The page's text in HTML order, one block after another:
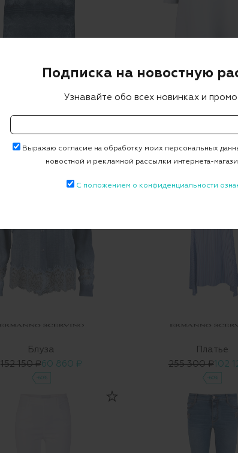
144 400 ₽57 760 ₽
Блуза
121 400 ₽48
Блуза
152 150 ₽60 860 ₽
-60%
Платье
255 300 ₽102
-60%
Подписка на новостную
Узнавайте обо всех новинках и
Выражаю согласие на обработку моих персональных
новостной и рекламной рассылки интернета-
С положением о конфиденциальности